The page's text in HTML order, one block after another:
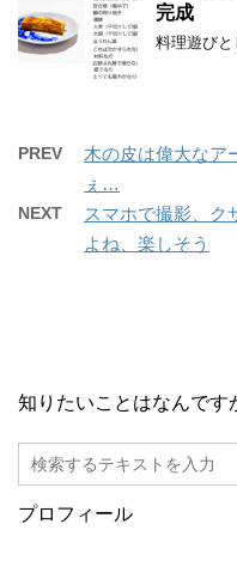
完成
料理遊び
PREV
木の皮は偉大なア
ぇ…
NEXT
スマホで撮影、ク
よね、楽しそう
知りたいことはなんです
プロフィール